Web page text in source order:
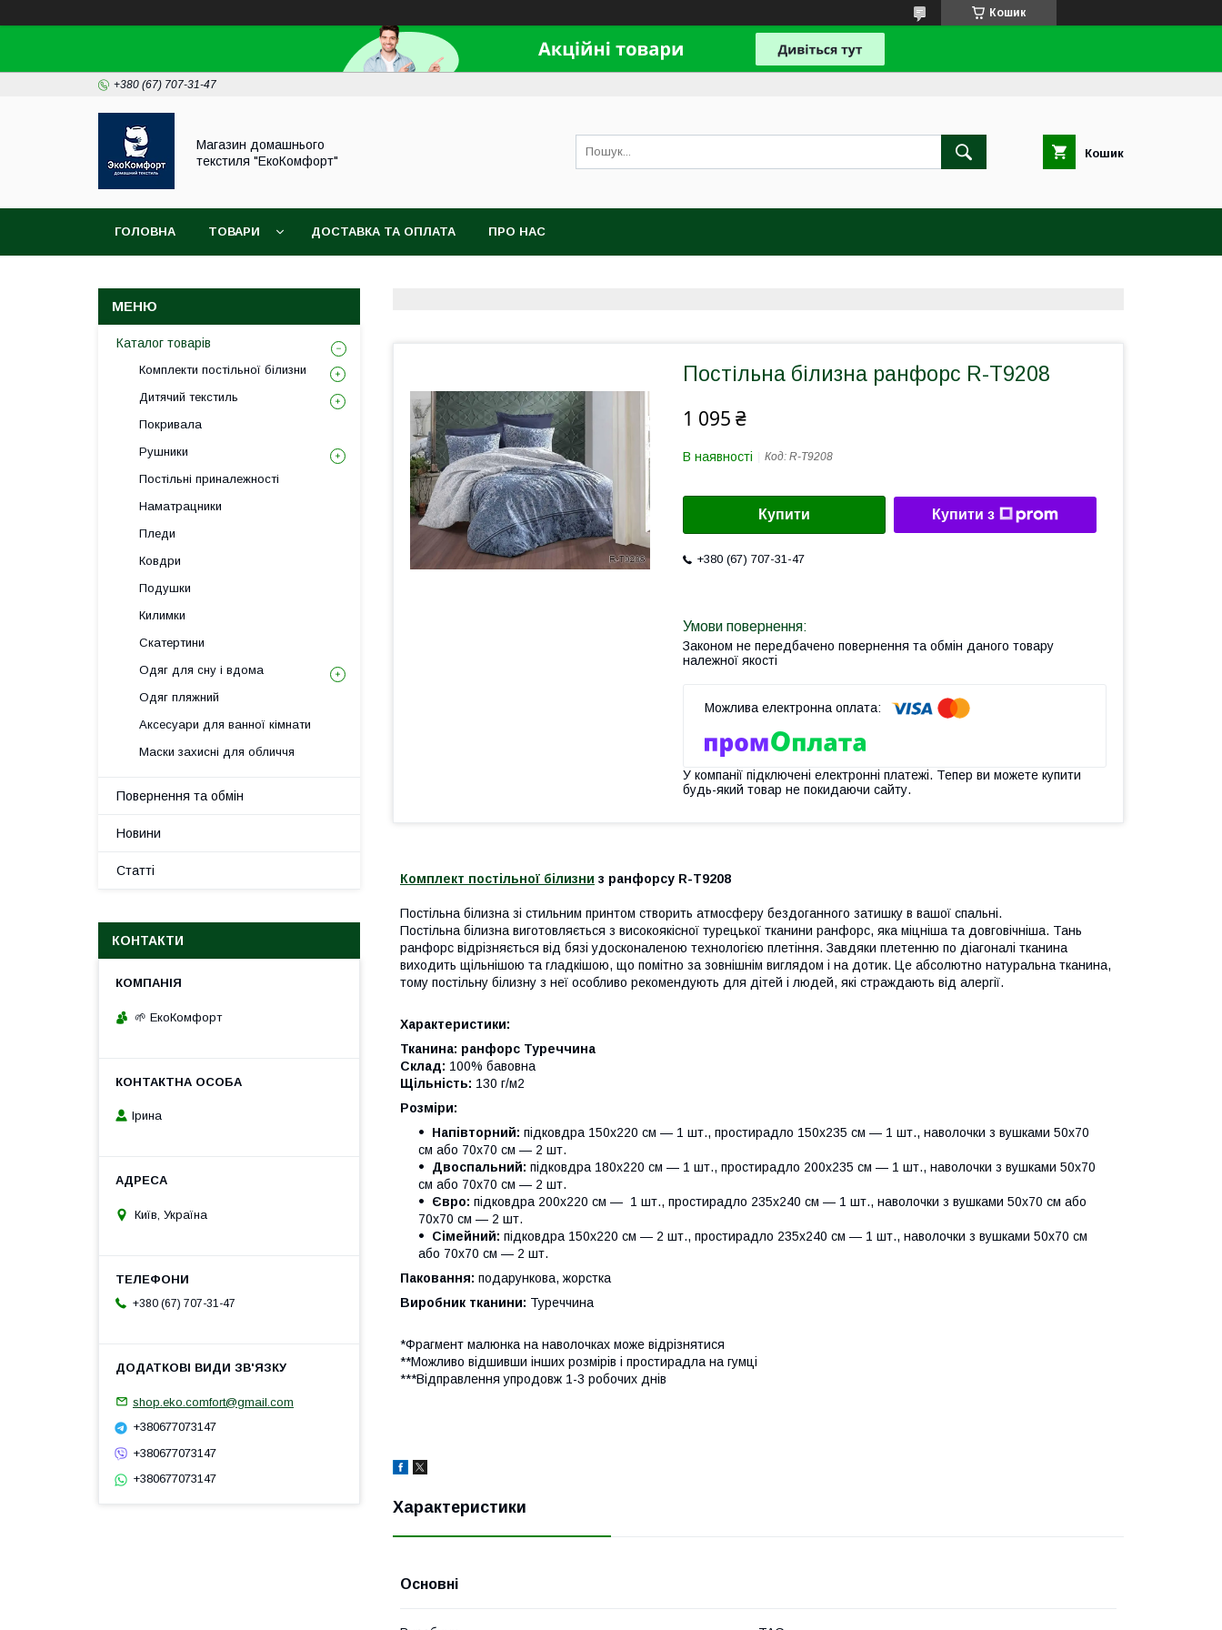
Кошик
+380 (67) 707-31-47
Магазин домашнього
текстиля "ЕкоКомфорт"
Кошик
ГОЛОВНА ТОВАРИ ДОСТАВКА ТА ОПЛАТА ПРО НАС
Постільна білизна ранфорс R-T9208
1 095 ₴
В наявності Код: R-T9208
Купити Купити з
+380 (67) 707-31-47
Законом не передбачено повернення та обмін даного товару
належної якості
У компанії підключені електронні платежі. Тепер ви можете купити
будь-який товар не покидаючи сайту.
Комплект постільної білизни з ранфорсу R-T9208
Постільна білизна зі стильним принтом створить атмосферу бездоганного затишку в вашої спальні.
Постільна білизна виготовляється з високоякісної турецької тканини ранфорс, яка міцніша та довговічніша. Тань
ранфорс відрізняється від бязі удосконаленою технологією плетіння. Завдяки плетенню по діагоналі тканина
виходить щільнішою та гладкішою, що помітно за зовнішнім виглядом і на дотик. Це абсолютно натуральна тканина,
тому постільну білизну з неї особливо рекомендують для дітей і людей, які страждають від алергії.
Характеристики:
Тканина: ранфорс Туреччина
Склад: 100% бавовна
Щільність: 130 г/м2
Розміри:
Напівторний: підковдра 150х220 см — 1 шт., простирадло 150х235 см — 1 шт., наволочки з вушками 50х70
см або 70х70 см — 2 шт.
Двоспальний: підковдра 180х220 см — 1 шт., простирадло 200х235 см — 1 шт., наволочки з вушками 50х70
см або 70х70 см — 2 шт.
Євро: підковдра 200х220 см — 1 шт., простирадло 235х240 см — 1 шт., наволочки з вушками 50х70 см або
70х70 см — 2 шт.
Сімейний: підковдра 150х220 см — 2 шт., простирадло 235х240 см — 1 шт., наволочки з вушками 50х70 см
або 70х70 см — 2 шт.
Паковання: подарункова, жорстка
Виробник тканини: Туреччина
*Фрагмент малюнка на наволочках може відрізнятися
**Можливо відшивши інших розмірів і простирадла на гумці
***Відправлення упродовж 1-3 робочих днів
Характеристики
Основні
Каталог товарів
Комплекти постільної білизни
Дитячий текстиль
Покривала
Рушники
Постільні приналежності
Наматрацники
Пледи
Ковдри
Подушки
Килимки
Скатертини
Одяг для сну і вдома
Одяг пляжний
Аксесуари для ванної кімнати
Маски захисні для обличчя
Повернення та обмін
Новини
Статті
КОНТАКТИ
🌱 ЕкоКомфорт
Ірина
Київ, Україна
+380 (67) 707-31-47
shop.eko.comfort@gmail.com
+380677073147
+380677073147
+380677073147